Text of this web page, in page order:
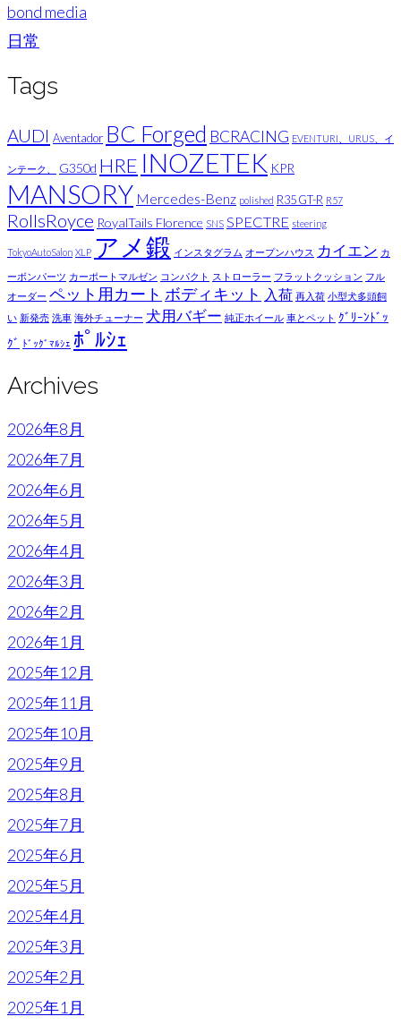
bond media
日常
Tags
AUDI Aventador BC Forged BCRACING EVENTURI、URUS、イ
ンテーク、 G350d HRE INOZETEK KPR
MANSORY Mercedes-Benz polished R35 GT-R R57
RollsRoyce RoyalTails Florence SNS SPECTRE steering
TokyoAutoSalon XLP アメ鍛 インスタグラム オープンハウス カイエン カ
ーボンパーツ カーポートマルゼン コンパクト ストローラー フラットクッション フル
オーダー ペット用カート ボディキット 入荷 再入荷 小型犬多頭飼
い 新発売 洗車 海外チューナー 犬用バギー 純正ホイール 車とペット ｸﾞﾘｰﾝﾄﾞｯ
ｸﾞ ﾄﾞｯｸﾞﾏﾙｼｪ ﾎﾟﾙｼｪ
Archives
2026年8月
2026年7月
2026年6月
2026年5月
2026年4月
2026年3月
2026年2月
2026年1月
2025年12月
2025年11月
2025年10月
2025年9月
2025年8月
2025年7月
2025年6月
2025年5月
2025年4月
2025年3月
2025年2月
2025年1月